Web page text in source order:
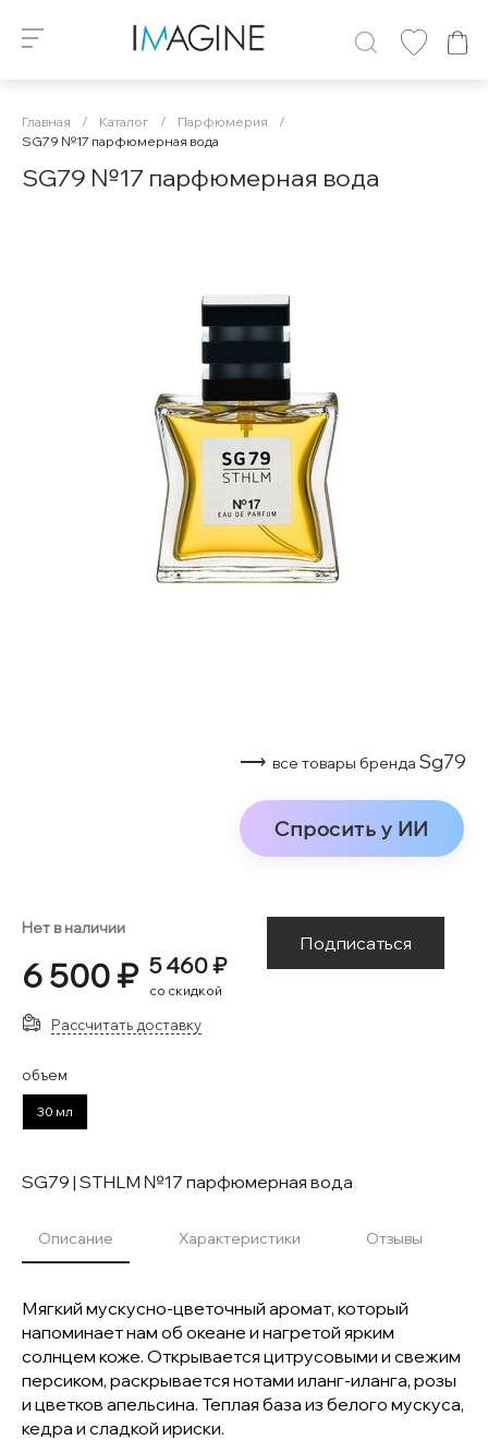
Главная / Каталог / Парфюмерия
/
SG79 №17 парфюмерная вода
SG79 №17 парфюмерная вода
⟶ все товары бренда Sg79
Спросить у ИИ
Нет в наличии
6 500 ₽ 5 460 ₽
со скидкой
Подписаться
Рассчитать доставку
объем
30 мл
SG79 | STHLM №17 парфюмерная вода
Описание Характеристики Отзывы
Мягкий мускусно-цветочный аромат, который
напоминает нам об океане и нагретой ярким
солнцем коже. Открывается цитрусовыми и свежим
персиком, раскрывается нотами иланг-иланга, розы
и цветков апельсина. Теплая база из белого мускуса,
кедра и сладкой ириски.